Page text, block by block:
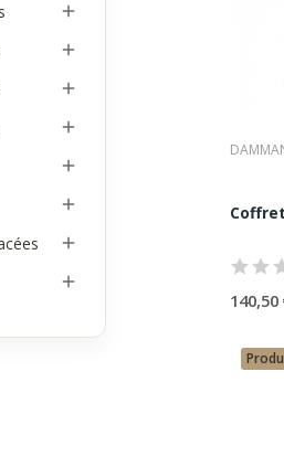








•
Ils
140,50